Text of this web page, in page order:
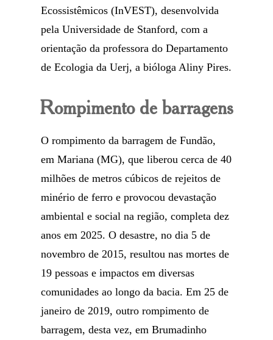
Ecossistêmicos (InVEST), desenvolvida
pela Universidade de Stanford, com a
orientação da professora do Departamento
de Ecologia da Uerj, a bióloga Aliny Pires.
Rompimento de barragens
O rompimento da barragem de Fundão,
em Mariana (MG), que liberou cerca de 40
milhões de metros cúbicos de rejeitos de
minério de ferro e provocou devastação
ambiental e social na região, completa dez
anos em 2025. O desastre, no dia 5 de
novembro de 2015, resultou nas mortes de
19 pessoas e impactos em diversas
comunidades ao longo da bacia. Em 25 de
janeiro de 2019, outro rompimento de
barragem, desta vez, em Brumadinho